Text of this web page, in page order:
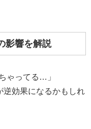
影響を解説
ゃってる…」
逆効果になるかもしれ